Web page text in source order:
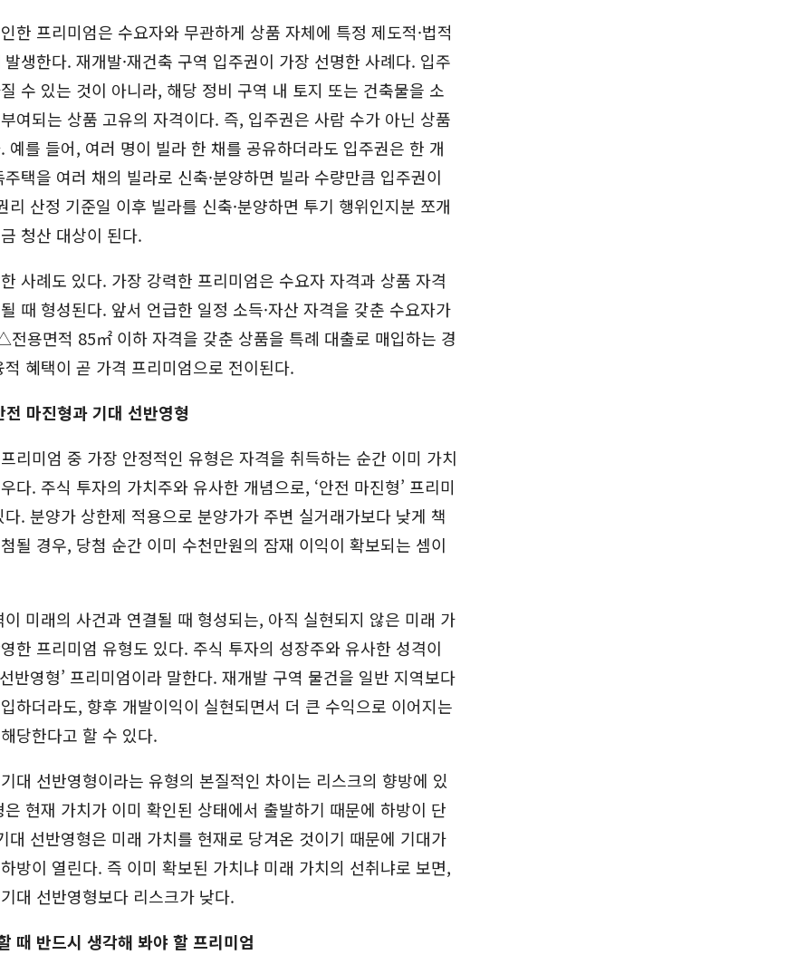
한 프리미엄은 수요자와 무관하게 상품 자체에 특정 제도적·법적
생한다. 재개발·재건축 구역 입주권이 가장 선명한 사례다. 입주
수 있는 것이 아니라, 해당 정비 구역 내 토지 또는 건축물을 소
여되는 상품 고유의 자격이다. 즉, 입주권은 사람 수가 아닌 상품
예를 들어, 여러 명이 빌라 한 채를 공유하더라도 입주권은 한 개
택을 여러 채의 빌라로 신축·분양하면 빌라 수량만큼 입주권이
리 산정 기준일 이후 빌라를 신축·분양하면 투기 행위인지분 쪼개
청산 대상이 된다.
사례도 있다. 가장 강력한 프리미엄은 수요자 자격과 상품 자격
때 형성된다. 앞서 언급한 일정 소득·자산 자격을 갖춘 수요자가
용면적 85㎡ 이하 자격을 갖춘 상품을 특례 대출로 매입하는 경
혜택이 곧 가격 프리미엄으로 전이된다.
마진형과 기대 선반영형
리미엄 중 가장 안정적인 유형은 자격을 취득하는 순간 이미 가치
다. 주식 투자의 가치주와 유사한 개념으로, ‘안전 마진형’ 프리미
. 분양가 상한제 적용으로 분양가가 주변 실거래가보다 낮게 책
될 경우, 당첨 순간 이미 수천만원의 잠재 이익이 확보되는 셈이
미래의 사건과 연결될 때 형성되는, 아직 실현되지 않은 미래 가
한 프리미엄 유형도 있다. 주식 투자의 성장주와 유사한 성격이
반영형’ 프리미엄이라 말한다. 재개발 구역 물건을 일반 지역보다
하더라도, 향후 개발이익이 실현되면서 더 큰 수익으로 이어지는
당한다고 할 수 있다.
대 선반영형이라는 유형의 본질적인 차이는 리스크의 향방에 있
현재 가치가 이미 확인된 상태에서 출발하기 때문에 하방이 단
대 선반영형은 미래 가치를 현재로 당겨온 것이기 때문에 기대가
방이 열린다. 즉 이미 확보된 가치냐 미래 가치의 선취냐로 보면,
대 선반영형보다 리스크가 낮다.
때 반드시 생각해 봐야 할 프리미엄